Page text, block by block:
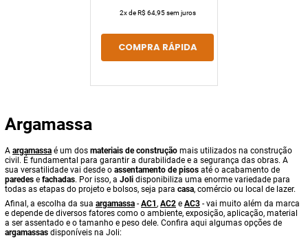
2x deR$ 64,95sem juros
COMPRA RÁPIDA
Argamassa
A argamassa é um dos materiais de construção mais utilizados na construção
civil. É fundamental para garantir a durabilidade e a segurança das obras. A
sua versatilidade vai desde o assentamento de pisos até o acabamento de
paredes e fachadas. Por isso, a Joli disponibiliza uma enorme variedade para
todas as etapas do projeto e bolsos, seja para casa, comércio ou local de lazer.
Afinal, a escolha da sua argamassa - AC1 , AC2 e AC3 - vai muito além da marca
e depende de diversos fatores como o ambiente, exposição, aplicação, material
a ser assentado e o tamanho e peso dele. Confira aqui algumas opções de
argamassas disponíveis na Joli: